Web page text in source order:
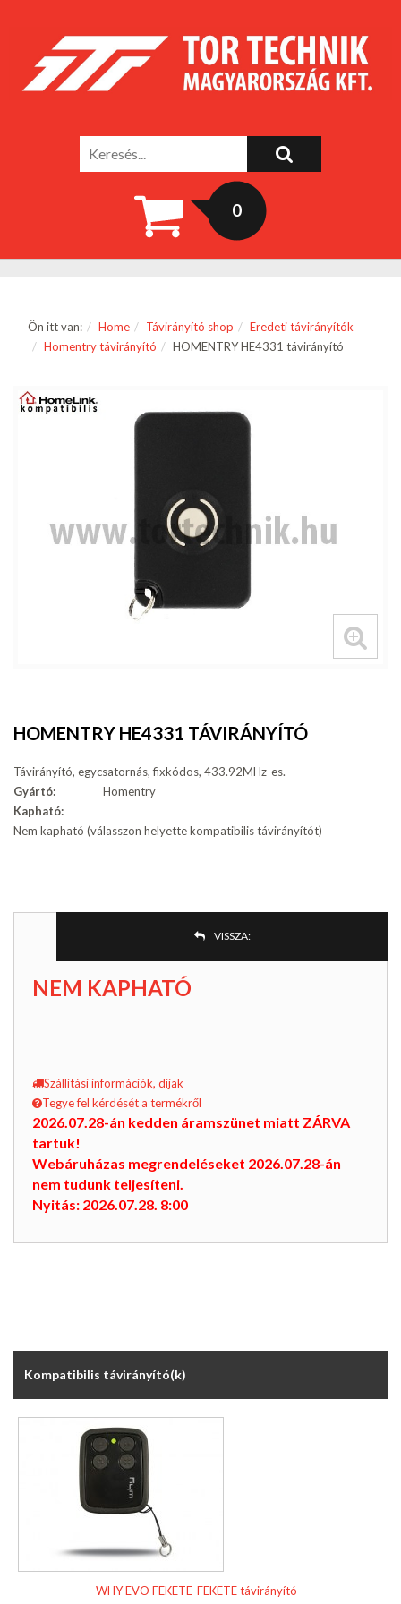
0
Ön itt van: Home Távirányító shop
Eredeti távirányítók
Homentry távirányító
HOMENTRY HE4331 távirányító
HOMENTRY HE4331 TÁVIRÁNYÍTÓ
Távirányító, egycsatornás, fixkódos, 433.92MHz-es.
Gyártó:
Homentry
Kapható:
Nem kapható (válasszon helyette kompatibilis távirányítót)
VISSZA:
NEM KAPHATÓ
Szállítási információk, díjak
Tegye fel kérdését a termékről
2026.07.28-án kedden áramszünet miatt ZÁRVA
tartuk!
Webáruházas megrendeléseket 2026.07.28-án
nem tudunk teljesíteni.
Nyitás: 2026.07.28. 8:00
Kompatibilis távirányító(k)
WHY EVO FEKETE-FEKETE távirányító